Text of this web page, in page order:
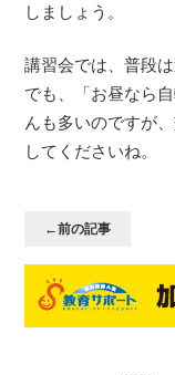
しましょう。
講習会では、普段
でも、「お昼なら
んも多いのですが
してくださいね。
←前の記事